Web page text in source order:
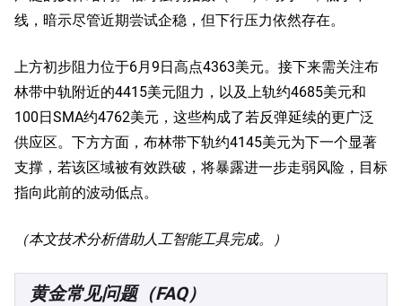
线，暗示尽管近期尝试企稳，但下行压力依然存在。
上方初步阻力位于6月9日高点4363美元。接下来需关注布
林带中轨附近的4415美元阻力，以及上轨约4685美元和
100日SMA约4762美元，这些构成了若反弹延续的更广泛
供应区。下方方面，布林带下轨约4145美元为下一个显著
支撑，若该区域被有效跌破，将暴露进一步走弱风险，目标
指向此前的波动低点。
（本文技术分析借助人工智能工具完成。）
黄金常见问题（FAQ）